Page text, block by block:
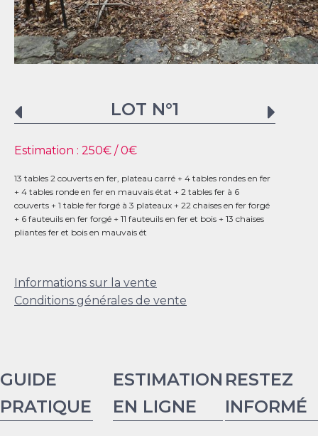
LOT N°1
Estimation : 250€ /0€
13 tables 2 couverts en fer, plateau carré + 4 tables rondes en fer
+ 4 tables ronde en fer en mauvais état + 2 tables fer à 6
couverts + 1 table fer forgé à 3 plateaux + 22 chaises en fer forgé
+ 6 fauteuils en fer forgé + 11 fauteuils en fer et bois + 13 chaises
pliantes fer et bois en mauvais ét
Informations sur la vente
Conditions générales de vente
GUIDE
PRATIQUE
ESTIMATION
EN LIGNE
RESTEZ
INFORMÉ